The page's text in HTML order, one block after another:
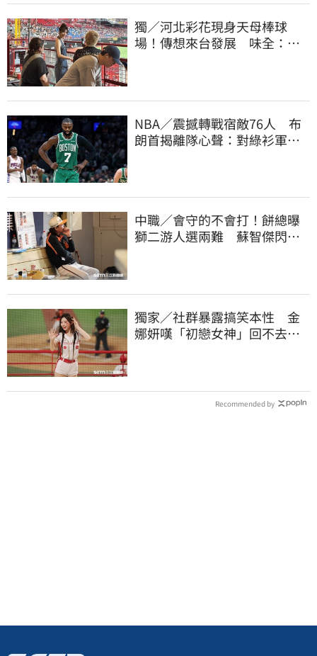
獨／河北彩花現身天母棒球
場！傳想來台發展 味全：歡
NBA／震撼轉戰宿敵76人 布
朗首揭離隊心聲：對綠衫軍處
中職／會守的不會打！餅總曝
獅二游人選兩難 蘇智傑閃到
獨家／社群暴露搞笑本性 金
娜妍嘆「初戀女神」回不去！
Recommended by